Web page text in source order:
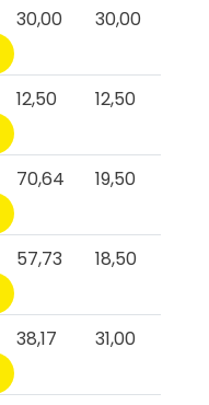
30,00
30,00
12,50
12,50
70,64
19,50
57,73
18,50
38,17
31,00